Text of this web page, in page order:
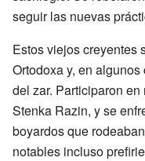
seguir las nuevas
Estos viejos creyentes
Ortodoxa y, en
del zar. Participaron
Stenka Razin, y se
boyardos que
notables incluso